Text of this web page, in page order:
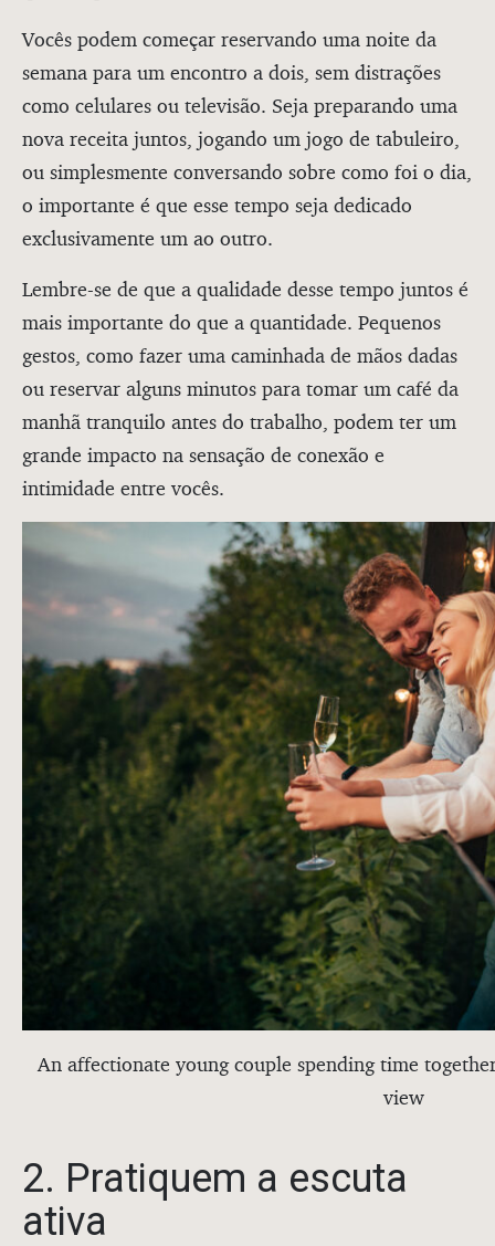
Vocês podem começar reservando uma noite da
semana para um encontro a dois, sem distrações
como celulares ou televisão. Seja preparando uma
nova receita juntos, jogando um jogo de tabuleiro,
ou simplesmente conversando sobre como foi o dia,
o importante é que esse tempo seja dedicado
exclusivamente um ao outro.
Lembre-se de que a qualidade desse tempo juntos é
mais importante do que a quantidade. Pequenos
gestos, como fazer uma caminhada de mãos dadas
ou reservar alguns minutos para tomar um café da
manhã tranquilo antes do trabalho, podem ter um
grande impacto na sensação de conexão e
intimidade entre vocês.
An affectionate young couple spending time
view
2. Pratiquem a escuta
ativa